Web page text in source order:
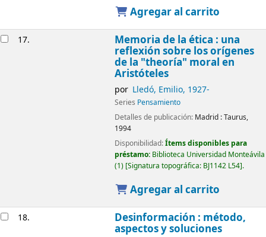
Agregar al carrito
17. Memoria de la ética : una
reflexión sobre los orígenes
de la "theoría" moral en
Aristóteles
por Lledó, Emilio, 1927-
Series Pensamiento
Detalles de publicación: Madrid :Taurus,
1994
Disponibilidad:Ítems disponibles para
préstamo: Biblioteca Universidad Monteávila
(1) Signatura topográfica: BJ1142 L54 .
Agregar al carrito
18. Desinformación : método,
aspectos y soluciones